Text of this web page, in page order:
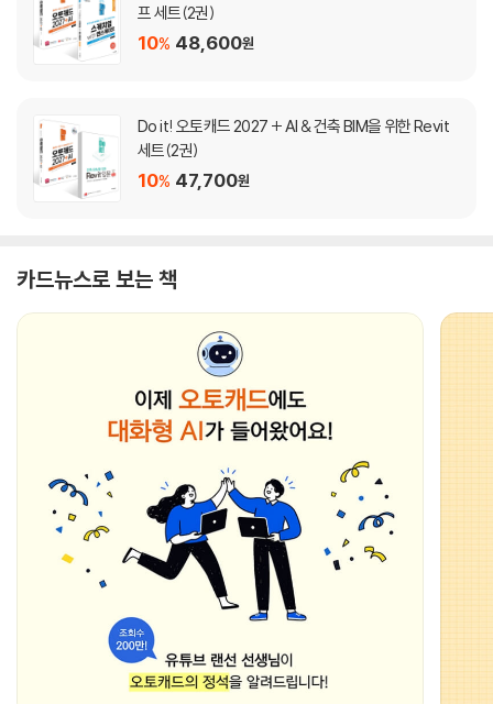
프 세트(2권)
10% 48,600원
Do it! 오토캐드 2027 + AI & 건축 BIM을 위한 Revit
세트(2권)
10% 47,700원
카드뉴스로 보는 책